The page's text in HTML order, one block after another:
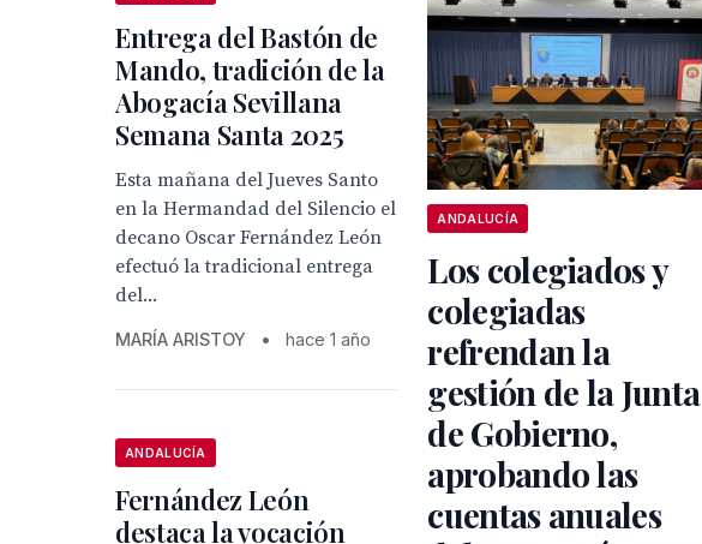
Entrega del Bastón de
Mando, tradición de la
Abogacía Sevillana
Semana Santa 2025
Esta mañana del Jueves Santo
en la Hermandad del Silencio el
decano Oscar Fernández León
efectuó la tradicional entrega
del...
MARÍA ARISTOY • hace 1 año
ANDALUCÍA
Los colegiados y
colegiadas
refrendan la
gestión de la Junta
de Gobierno,
aprobando las
cuentas anuales
ANDALUCÍA
Fernández León
destaca la vocación